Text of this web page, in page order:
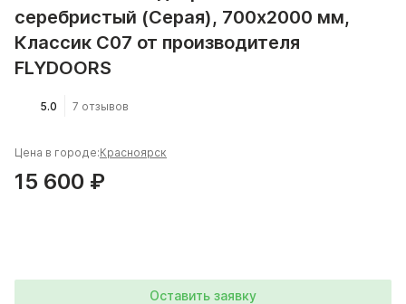
серебристый (Серая), 700x2000 мм,
Классик C07 от производителя
FLYDOORS
5.0 7 отзывов
Цена в городе:Красноярск
15 600 ₽
Оставить заявку